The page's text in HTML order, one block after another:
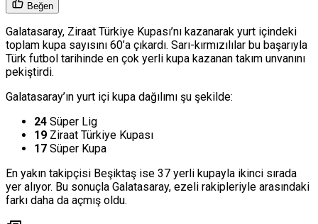
Beğen
Galatasaray, Ziraat Türkiye Kupası’nı kazanarak yurt içindeki
toplam kupa sayısını 60’a çıkardı. Sarı-kırmızılılar bu başarıyla
Türk futbol tarihinde en çok yerli kupa kazanan takım unvanını
pekiştirdi.
Galatasaray’ın yurt içi kupa dağılımı şu şekilde:
24 Süper Lig
19 Ziraat Türkiye Kupası
17 Süper Kupa
En yakın takipçisi Beşiktaş ise 37 yerli kupayla ikinci sırada
yer alıyor. Bu sonuçla Galatasaray, ezeli rakipleriyle arasındaki
farkı daha da açmış oldu.